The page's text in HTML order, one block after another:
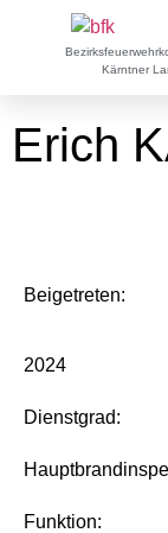
Kärntner
Erich
Beigetreten:
2024
Dienstgrad:
Funktion: